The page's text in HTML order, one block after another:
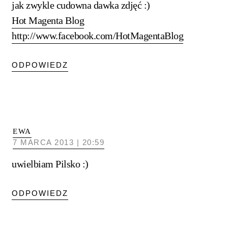
jak zwykle cudowna dawka zdjęć :)
Hot Magenta Blog
http://www.facebook.com/HotMagentaBlog
ODPOWIEDZ
EWA
7 MARCA 2013 | 20:59
uwielbiam Pilsko :)
ODPOWIEDZ